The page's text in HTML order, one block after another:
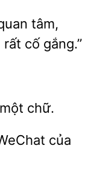
tâm,
cố gắng.”
của